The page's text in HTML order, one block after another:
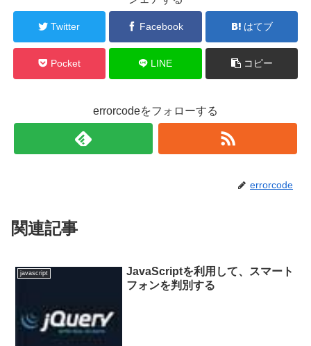
Twitter Facebook はてブ
Pocket LINE コピー
errorcodeをフォローする
errorcode
関連記事
javascript
JavaScriptを利用して、スマート
フォンを判別する